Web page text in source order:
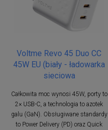
Voltme Revo 45 Duo CC
45W EU (biały - ładowarka
sieciowa
Całkowita moc wynosi 45W, porty to
2× USB-C, a technologia to azotek
galu (GaN). Obsługiwane standardy
to Power Delivery (PD) oraz Quick